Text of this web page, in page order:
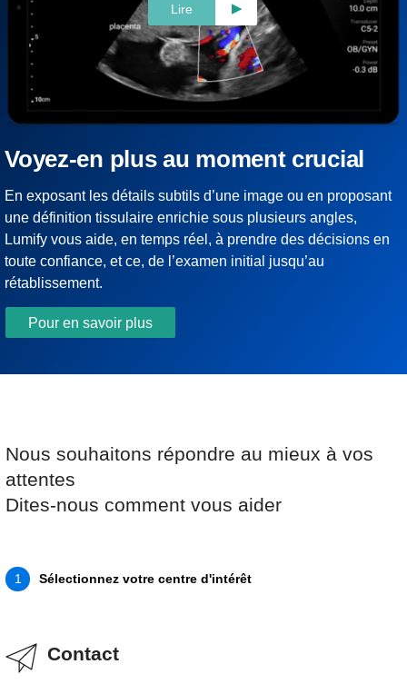
Lire
Voyez-en plus au moment crucial
En exposant les détails subtils d’une image ou en proposant
une définition tissulaire enrichie sous plusieurs angles,
Lumify vous aide, en temps réel, à prendre des décisions en
toute confiance, et ce, de l’examen initial jusqu’au
rétablissement.
Pour en savoir plus
Nous souhaitons répondre au mieux à vos
attentes
Dites-nous comment vous aider
1 Sélectionnez votre centre d'intérêt
Contact